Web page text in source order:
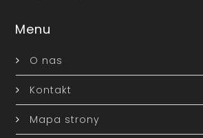
Menu
O nas
Kontakt
Mapa strony